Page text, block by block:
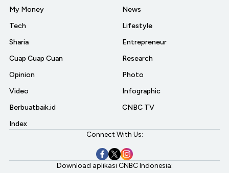
My Money
Tech
Sharia
Cuap Cuap Cuan
Opinion
Video
Berbuatbaik.id
Index
News
Lifestyle
Entrepreneur
Research
Photo
Infographic
CNBC TV
Connect With Us:
Download aplikasi CNBC Indonesia: